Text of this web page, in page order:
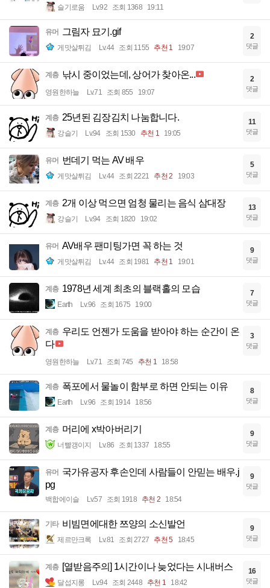
슬기로움 Lv.92 조회 1368 19:11
유머 그림자 묘기.gif
게맛살튀김 Lv.44 조회 1155 추천 1 19:07
2
댓글
계층 낚시 중이었는데, 상어가 찾아온...
영원한하늘 Lv.71 조회 855 19:07
2
댓글
계층 25년된 김장김치 나눔합니다.
강슬기 Lv.94 조회 1530 추천 1 19:05
11
댓글
유머 번데기 먹는 AV 배우
게맛살튀김 Lv.44 조회 2221 추천 2 19:03
5
댓글
계층 2개 이상 먹으면 엄청 물리는 음식 삼대장
강슬기 Lv.94 조회 1820 19:02
13
댓글
유머 AV배우 팬미팅가면 꼭 하는 것
게맛살튀김 Lv.44 조회 1981 추천 1 19:01
9
댓글
계층 1978년 세계 최초의 블랙홀의 모습
Earth Lv.96 조회 1675 19:00
7
댓글
계층 우리도 언젠가 도움을 받아야 하는 순간이 온
다
영원한하늘 Lv.71 조회 745 추천 1 18:58
3
댓글
계층 폭포에서 물놀이 함부로 하면 안되는 이유
Earth Lv.96 조회 1914 18:56
8
댓글
계층 머리에 x박아버리기
너빨갱이지 Lv.86 조회 1337 18:55
9
댓글
유머 국가유공자 후손인데 사람들이 안믿는 배우.j
pg
백합에이슬 Lv.57 조회 1918 추천 2 18:54
9
댓글
기타 비빔면에대한 쯔양의 소신발언
제르만크록 Lv.81 조회 2727 추천 5 18:45
9
댓글
계층 [열받음주의] 1시간이나 늦었다는 시내버스
달섭지롱 Lv.94 조회 2448 추천 1 18:42
16
댓글